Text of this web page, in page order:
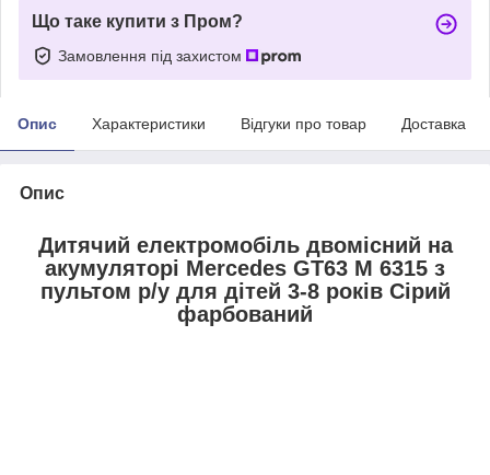
Що таке купити з Пром?
Замовлення під захистом
Опис Характеристики Відгуки про товар Доставка
Опис
Дитячий електромобіль двомісний на
акумуляторі Mercedes GT63 M 6315 з
пультом р/у для дітей 3-8 років Сірий
фарбований